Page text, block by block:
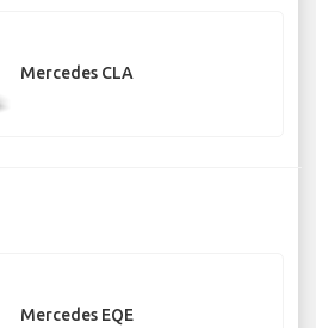
Mercedes CLA
Mercedes EQE